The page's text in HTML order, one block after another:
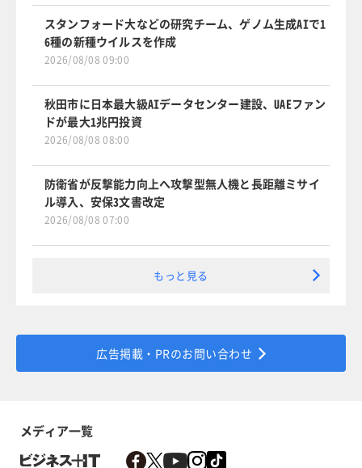
スタンフォード大などの研究チーム、ゲノム生成AIで1
6種の新種ウイルスを作成
2026/08/08 09:00
秋田市に日本最大級AIデータセンター建設、UAEファン
ドが最大1兆円投資
2026/08/08 08:00
防衛省が反撃能力向上へ攻撃型無人機と長距離ミサイ
ル導入、安保3文書改定
2026/08/08 07:00
もっと見る
広告掲載・PRのお問い合わせ
メディア一覧